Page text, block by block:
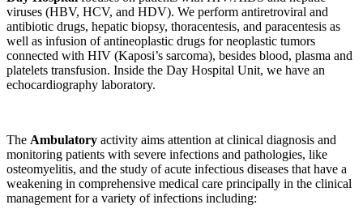
viruses (HBV, HCV, and HDV). We perform antiretroviral and
antibiotic drugs, hepatic biopsy, thoracentesis, and paracentesis as
well as infusion of antineoplastic drugs for neoplastic tumors
connected with HIV (Kaposi’s sarcoma), besides blood, plasma and
platelets transfusion. Inside the Day Hospital Unit, we have an
echocardiography laboratory.
The Ambulatory activity aims attention at clinical diagnosis and
monitoring patients with severe infections and pathologies, like
osteomyelitis, and the study of acute infectious diseases that have a
weakening in comprehensive medical care principally in the clinical
management for a variety of infections including: